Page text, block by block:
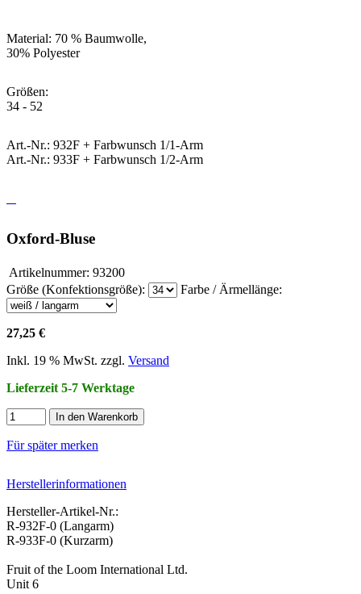
Material: 70 % Baumwolle,
30% Polyester
Größen:
34 - 52
Art.-Nr.: 932F + Farbwunsch 1/1-Arm
Art.-Nr.: 933F + Farbwunsch 1/2-Arm
Oxford-Bluse
Artikelnummer: 93200
Größe (Konfektionsgröße):
Farbe / Ärmellänge:
27,25 €
Inkl. 19 % MwSt. zzgl. Versand
Lieferzeit 5-7 Werktage
In den Warenkorb
Für später merken
Herstellerinformationen
Hersteller-Artikel-Nr.:
R-932F-0 (Langarm)
R-933F-0 (Kurzarm)
Fruit of the Loom International Ltd.
Unit 6